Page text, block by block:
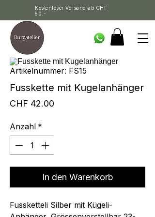
Kostenloser Versand ab CHF
50.-
Artikelnummer: FS15
Fusskette mit Kugelanhänger
CHF 42.00
Anzahl *
In den Warenkorb
Fussketteli Silber mit Kügeli-